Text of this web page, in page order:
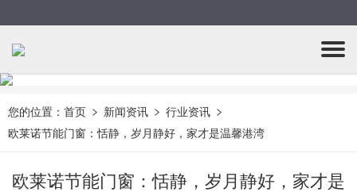
您的位置： 首页 新闻资讯
行业资讯
欧莱诺节能门窗：恬静，岁月静好，家才是温馨港湾
欧莱诺节能门窗：恬静，岁月静好，家才是